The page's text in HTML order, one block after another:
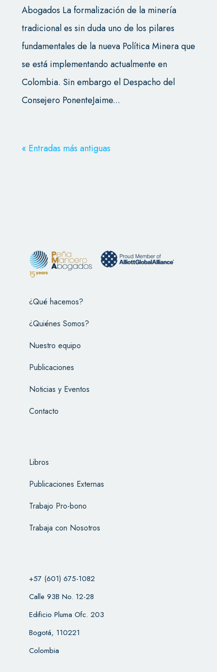
Abogados La formalización de la minería
tradicional es sin duda uno de los pilares
fundamentales de la nueva Política Minera que
se está implementando actualmente en
Colombia. Sin embargo el Despacho del
Consejero PonenteJaime...
« Entradas más antiguas
¿Qué hacemos?
¿Quiénes Somos?
Nuestro equipo
Publicaciones
Noticias y Eventos
Contacto
Libros
Publicaciones Externas
Trabajo Pro-bono
Trabaja con Nosotros
+57 (601) 675-1082
Calle 93B No. 12-28
Edificio Pluma Ofc. 203
Bogotá, 110221
Colombia